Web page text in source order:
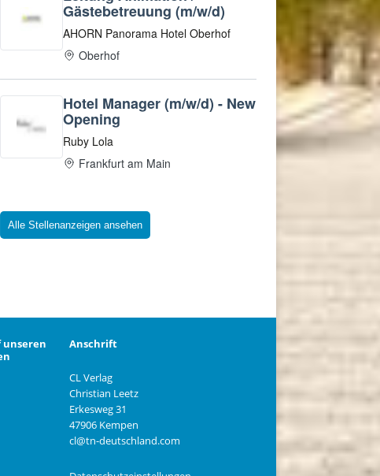
Alle Stellenanzeigen ansehen
unseren
Anschrift
CL Verlag
Christian Leetz
Erkesweg 31
47906 Kempen
cl@tn-deutschland.com